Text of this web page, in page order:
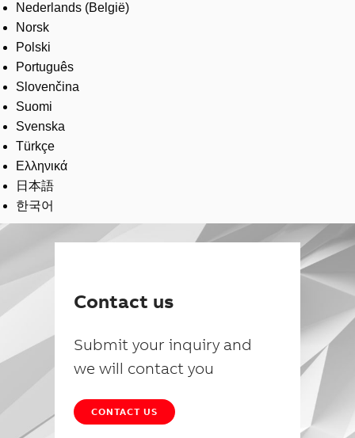
Nederlands (België)
Norsk
Polski
Português
Slovenčina
Suomi
Svenska
Türkçe
Ελληνικά
日本語
한국어
Contact us
Submit your inquiry and
we will contact you
CONTACT US